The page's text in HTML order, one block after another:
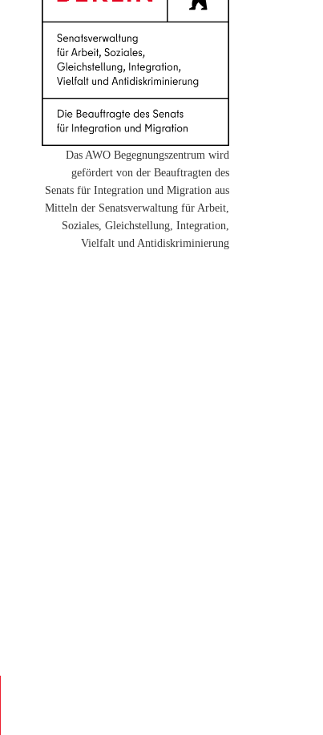
Das AWO Begegnungszentrum wird
gefördert von der Beauftragten des
Senats für Integration und Migration aus
Mitteln der Senatsverwaltung für Arbeit,
Soziales, Gleichstellung, Integration,
Vielfalt und Antidiskriminierung